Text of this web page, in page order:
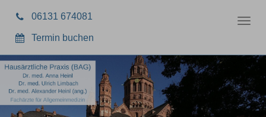
06131 674081
Termin buchen